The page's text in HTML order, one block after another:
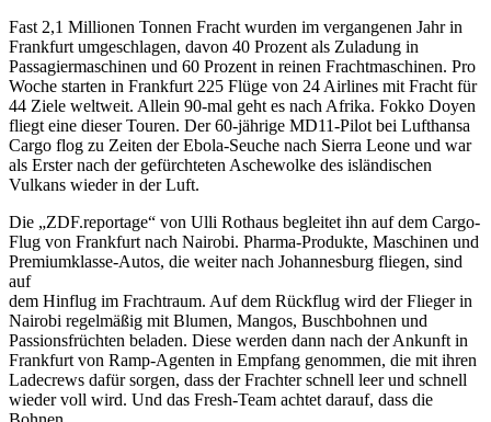
Fast 2,1 Millionen Tonnen Fracht wurden im vergangenen Jahr in
Frankfurt umgeschlagen, davon 40 Prozent als Zuladung in
Passagiermaschinen und 60 Prozent in reinen Frachtmaschinen. Pro
Woche starten in Frankfurt 225 Flüge von 24 Airlines mit Fracht für
44 Ziele weltweit. Allein 90-mal geht es nach Afrika. Fokko Doyen
fliegt eine dieser Touren. Der 60-jährige MD11-Pilot bei Lufthansa
Cargo flog zu Zeiten der Ebola-Seuche nach Sierra Leone und war
als Erster nach der gefürchteten Aschewolke des isländischen
Vulkans wieder in der Luft.
Die „ZDF.reportage“ von Ulli Rothaus begleitet ihn auf dem Cargo-
Flug von Frankfurt nach Nairobi. Pharma-Produkte, Maschinen und
Premiumklasse-Autos, die weiter nach Johannesburg fliegen, sind
auf
dem Hinflug im Frachtraum. Auf dem Rückflug wird der Flieger in
Nairobi regelmäßig mit Blumen, Mangos, Buschbohnen und
Passionsfrüchten beladen. Diese werden dann nach der Ankunft in
Frankfurt von Ramp-Agenten in Empfang genommen, die mit ihren
Ladecrews dafür sorgen, dass der Frachter schnell leer und schnell
wieder voll wird. Und das Fresh-Team achtet darauf, dass die